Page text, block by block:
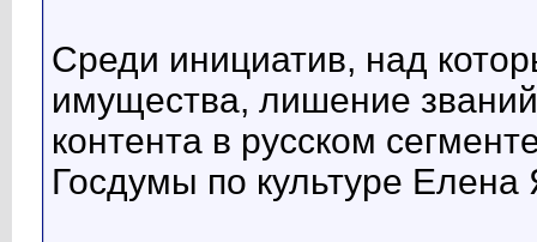
Среди инициатив, над
имущества, лишение
контента в русском
Госдумы по культуре Елена